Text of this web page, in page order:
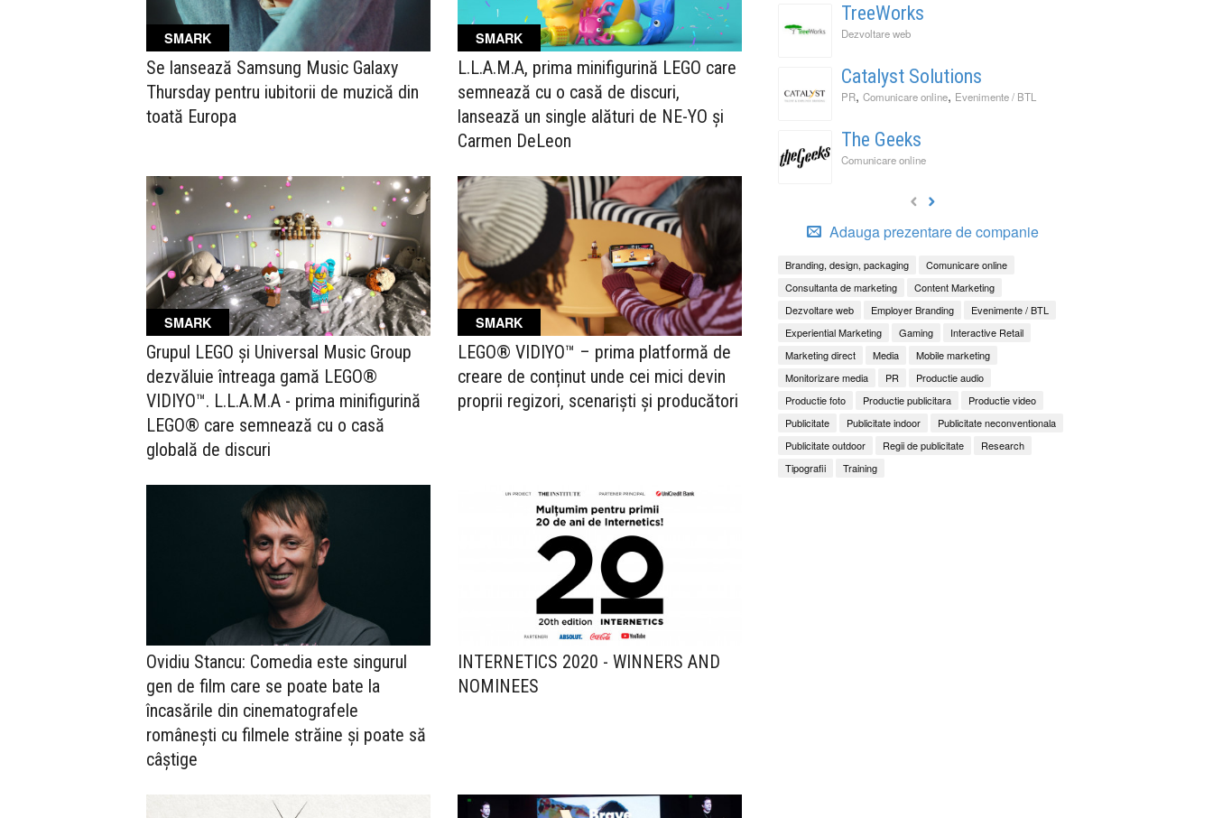
SMARK
Se lansează Samsung Music Galaxy
Thursday pentru iubitorii de muzică din
toată Europa
SMARK
L.L.A.M.A, prima minifigurină LEGO care
semnează cu o casă de discuri,
lansează un single alături de NE-YO și
Carmen DeLeon
SMARK
Grupul LEGO și Universal Music Group
dezvăluie întreaga gamă LEGO®
VIDIYO™. L.L.A.M.A - prima minifigurină
LEGO® care semnează cu o casă
globală de discuri
SMARK
LEGO® VIDIYO™ – prima platformă de
creare de conținut unde cei mici devin
proprii regizori, scenariști și producători
Ovidiu Stancu: Comedia este singurul
gen de film care se poate bate la
încasările din cinematografele
românești cu filmele străine și poate să
câștige
INTERNETICS 2020 - WINNERS AND
NOMINEES
TreeWorks
Dezvoltare web
Catalyst Solutions
PR, Comunicare online, Evenimente / BTL
The Geeks
Comunicare online
Adauga prezentare de companie
Branding, design, packaging
Comunicare online
Consultanta de marketing
Content Marketing
Dezvoltare web
Employer Branding
Evenimente / BTL
Experiential Marketing
Gaming
Interactive Retail
Marketing direct
Media
Mobile marketing
Monitorizare media
PR
Productie audio
Productie foto
Productie publicitara
Productie video
Publicitate
Publicitate indoor
Publicitate neconventionala
Publicitate outdoor
Regii de publicitate
Research
Tipografii
Training